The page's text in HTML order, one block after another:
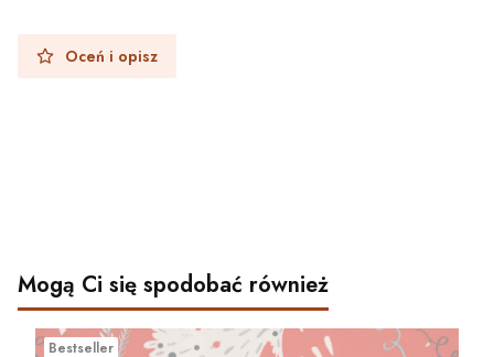
Oceń i opisz
Mogą Ci się spodobać również
Bestseller